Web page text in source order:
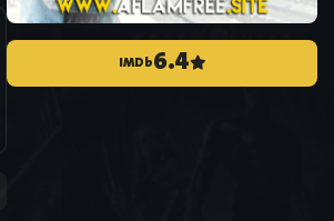
6.4
IMDb